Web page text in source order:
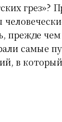
грез»?
прежде
самые
в